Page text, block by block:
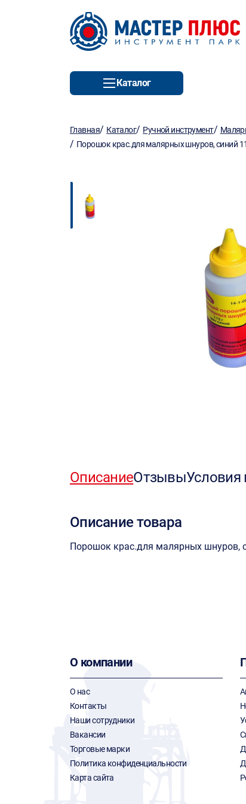
Каталог
Главная/ Каталог/ Ручной инструмент/
/ Порошок крас.для малярных шнуров, синий
ОписаниеОтзывыУсловия
Описание товара
Порошок крас.для малярных шнуров,
О компании
О нас
Контакты
Наши сотрудники
Вакансии
Торговые марки
Политика конфиденциальности
Карта сайта